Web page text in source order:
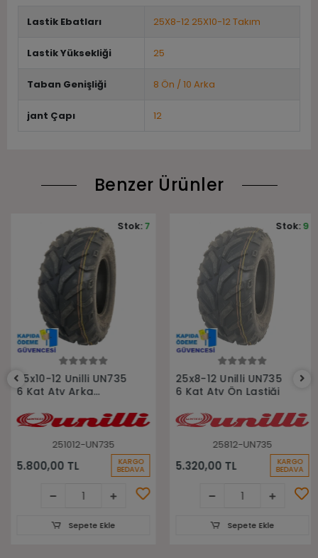
Lastik Ebatları 25X8-12 25X10-12 Takım
Lastik Yüksekliği 25
Taban Genişliği 8 Ön / 10 Arka
jant Çapı 12
Benzer Ürünler
25x10-12 Unilli UN735
6 Kat Atv Arka
251012-UN735
5.800,00 TL KARGO
BEDAVA
Stok:7
Sepete Ekle
25x8-12 Unilli UN735
6 Kat Atv Ön Lastiği
25812-UN735
5.320,00 TL KARGO
BEDAVA
Stok:9
Sepete Ekle